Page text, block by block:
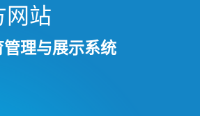
网站
理与展示系统